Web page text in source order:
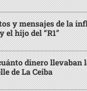
y mensajes de la
el hijo del “R1”
dinero llevaban
de La Ceiba